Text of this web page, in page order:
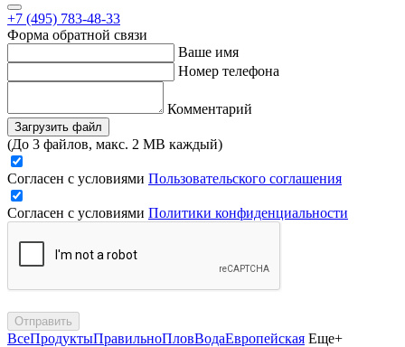
+7 (495) 783-48-33
Форма обратной связи
Ваше имя
Номер телефона
Комментарий
Загрузить файл
(До 3 файлов, макс. 2 MB каждый)
Согласен с условиями Пользовательского соглашения
Согласен с условиями Политики конфиденциальности
Отправить
ВсеПродуктыПравильноПловВодаЕвропейская Еще+